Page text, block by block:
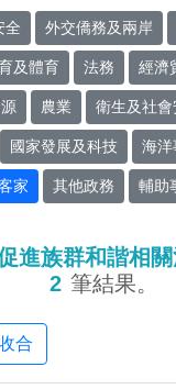
全 外交僑務及兩岸
及體育 法務 經濟
農業 衛生及社會
國家發展及科技 海洋
家 其他政務 輔助
進族群和諧相
2 筆結果。
合